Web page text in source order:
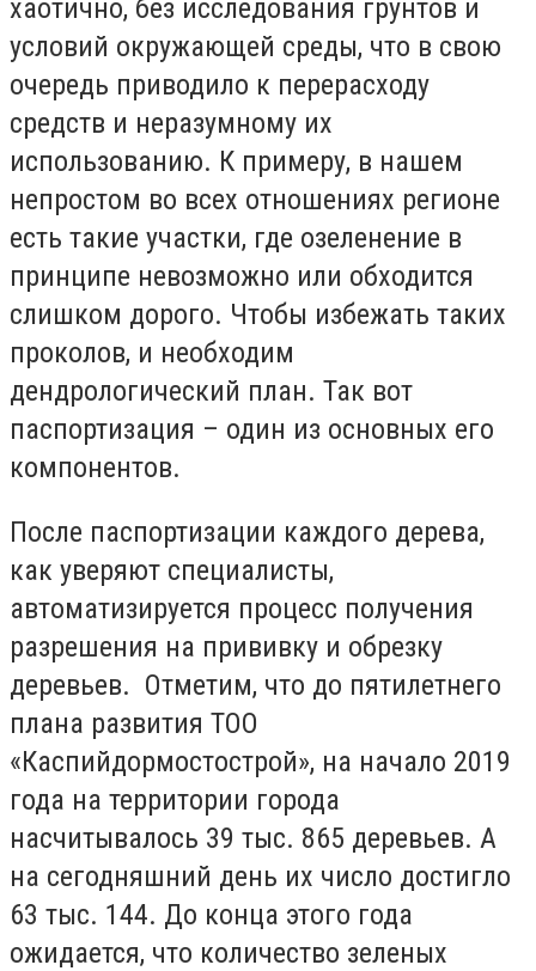
хаотично, без исследования грунтов и
условий окружающей среды, что в свою
очередь приводило к перерасходу
средств и неразумному их
использованию. К примеру, в нашем
непростом во всех отношениях регионе
есть такие участки, где озеленение в
принципе невозможно или обходится
слишком дорого. Чтобы избежать таких
проколов, и необходим
дендрологический план. Так вот
паспортизация – один из основных его
компонентов.
После паспортизации каждого дерева,
как уверяют специалисты,
автоматизируется процесс получения
разрешения на прививку и обрезку
деревьев. Отметим, что до пятилетнего
плана развития ТОО
«Каспийдормостострой», на начало 2019
года на территории города
насчитывалось 39 тыс. 865 деревьев. А
на сегодняшний день их число достигло
63 тыс. 144. До конца этого года
ожидается, что количество зеленых